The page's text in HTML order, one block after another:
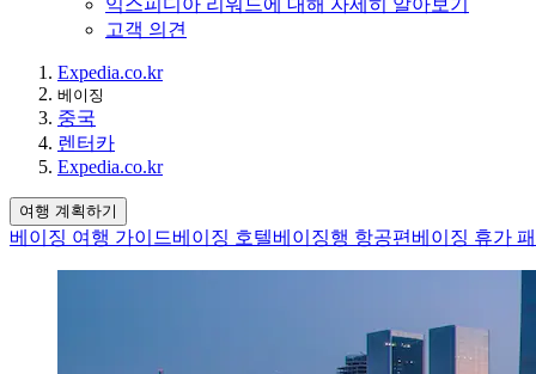
익스피디아 리워드에 대해 자세히 알아보기
고객 의견
Expedia.co.kr
베이징
중국
렌터카
Expedia.co.kr
여행 계획하기
베이징 여행 가이드베이징 호텔베이징행 항공편 베이징 휴가